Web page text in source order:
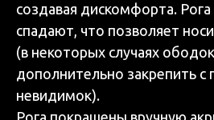
создавая дискомфорта.
спадают, что позволяет
(в некоторых случаях
дополнительно закрепить
невидимок).